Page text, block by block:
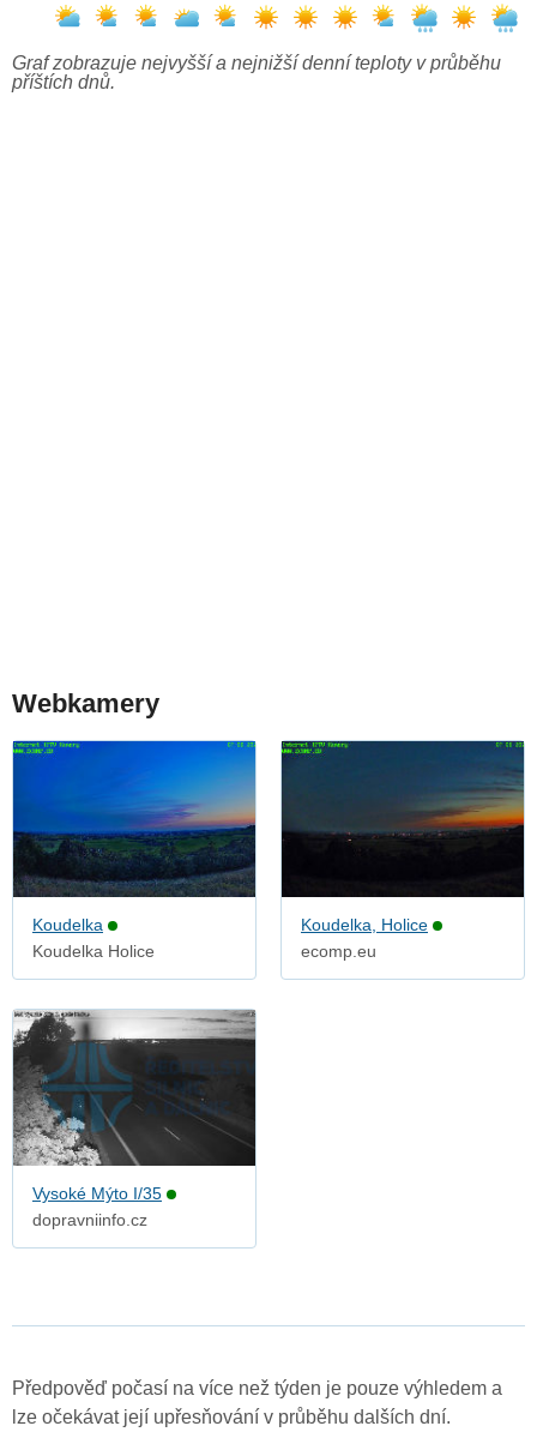
Graf zobrazuje nejvyšší a nejnižší denní teploty v průběhu
příštích dnů.
Webkamery
Koudelka
Koudelka Holice
Koudelka, Holice
ecomp.eu
Vysoké Mýto I/35
dopravniinfo.cz
Předpověď počasí na více než týden je pouze výhledem a
lze očekávat její upřesňování v průběhu dalších dní.